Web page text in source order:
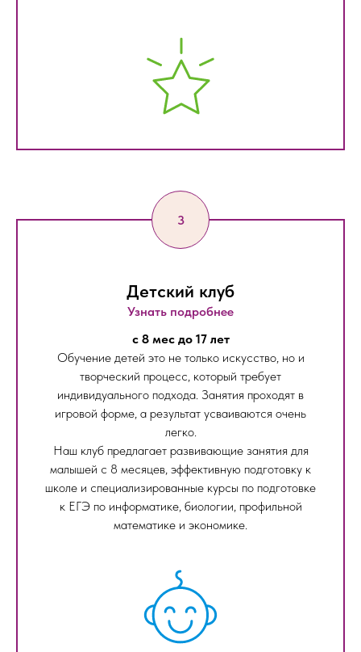
Детский клуб
Узнать подробнее
с 8 мес до 17 лет
Обучение детей это не только искусство, но и
творческий процесс, который требует
индивидуального подхода. Занятия проходят в
игровой форме, а результат усваиваются очень
легко.
Наш клуб предлагает развивающие занятия для
малышей с 8 месяцев, эффективную подготовку к
школе и специализированные курсы по подготовке
к ЕГЭ по информатике, биологии, профильной
математике и экономике.